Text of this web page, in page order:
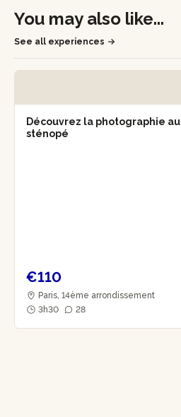
You may also like...
See all experiences
Découvrez la photographie au
sténopé
€110
Paris, 14ème arrondissement
3h30
28